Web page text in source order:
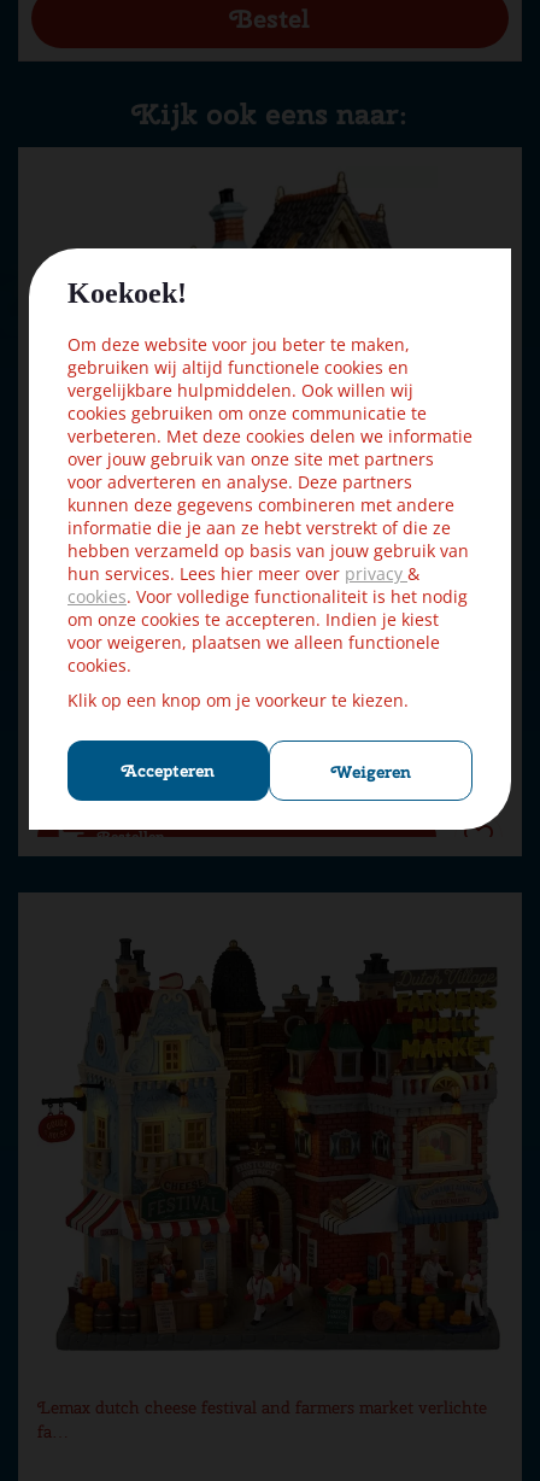
Koekoek!
Om deze website voor jou beter te maken,
gebruiken wij altijd functionele cookies en
vergelijkbare hulpmiddelen. Ook willen wij
cookies gebruiken om onze communicatie te
verbeteren. Met deze cookies delen we informatie
over jouw gebruik van onze site met partners
voor adverteren en analyse. Deze partners
kunnen deze gegevens combineren met andere
informatie die je aan ze hebt verstrekt of die ze
hebben verzameld op basis van jouw gebruik van
hun services. Lees hier meer over privacy &
cookies. Voor volledige functionaliteit is het nodig
om onze cookies te accepteren. Indien je kiest
voor weigeren, plaatsen we alleen functionele
cookies.
Klik op een knop om je voorkeur te kiezen.
Accepteren Weigeren
Kijk ook eens naar:
Lemax tannenbaum christmas shoppe verlicht kersthuisje
€ 34 € 49
Bestellen
Lemax dutch cheese festival and farmers market verlichte
fa…